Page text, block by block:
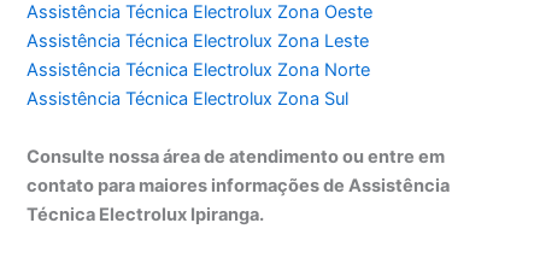
Assistência Técnica Electrolux Zona Oeste
Assistência Técnica Electrolux Zona Leste
Assistência Técnica Electrolux Zona Norte
Assistência Técnica Electrolux Zona Sul
Consulte nossa área de atendimento ou entre em
contato para maiores informações de Assistência
Técnica Electrolux Ipiranga.